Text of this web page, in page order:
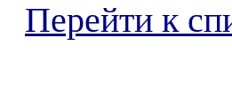
Перейти к